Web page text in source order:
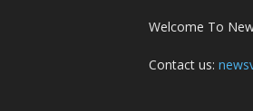
Welcome To
Contact us: